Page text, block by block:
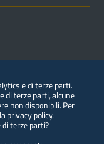
e di terze parti.
di terze parti, alcune
non disponibili. Per
privacy policy.
terze parti?